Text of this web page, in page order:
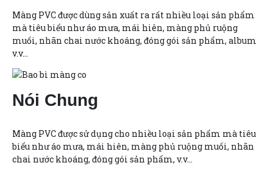
Màng PVC được dùng sản xuất ra rất nhiều loại sản phẩm
mà tiêu biểu như áo mưa, mái hiên, màng phủ ruộng
muối, nhãn chai nước khoáng, đóng gói sản phẩm, album
v.v...
Nói Chung
Màng PVC được sử dụng cho nhiều loại sản phẩm mà tiêu
biểu như áo mưa, mái hiên, màng phủ ruộng muối, nhãn
chai nước khoáng, đóng gói sản phẩm, v.v…